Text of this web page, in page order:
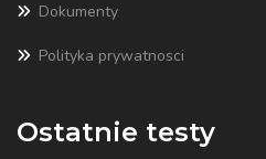
Dokumenty
Polityka prywatnosci
Ostatnie testy